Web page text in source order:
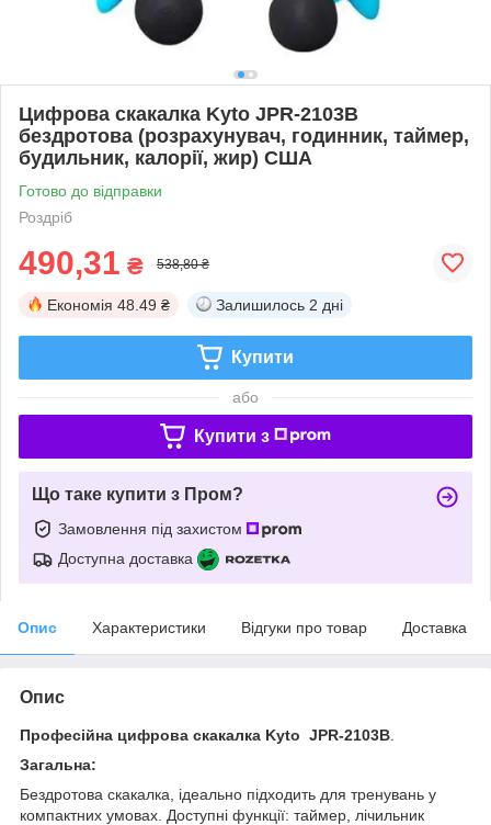
Цифрова скакалка Kyto JPR-2103B
бездротова (розрахунувач, годинник, таймер,
будильник, калорії, жир) США
Готово до відправки
Роздріб
490,31 ₴ 538,80 ₴
Економія 48.49 ₴ Залишилось 2 дні
Купити
або
Купити з
Що таке купити з Пром?
Замовлення під захистом
Доступна доставка
Опис Характеристики Відгуки про товар Доставка
Опис
Професійна цифрова скакалка Kyto JPR-2103B
Загальна:
Бездротова скакалка, ідеально підходить для тренувань у
компактних умовах. Доступні функції: таймер, лічильник